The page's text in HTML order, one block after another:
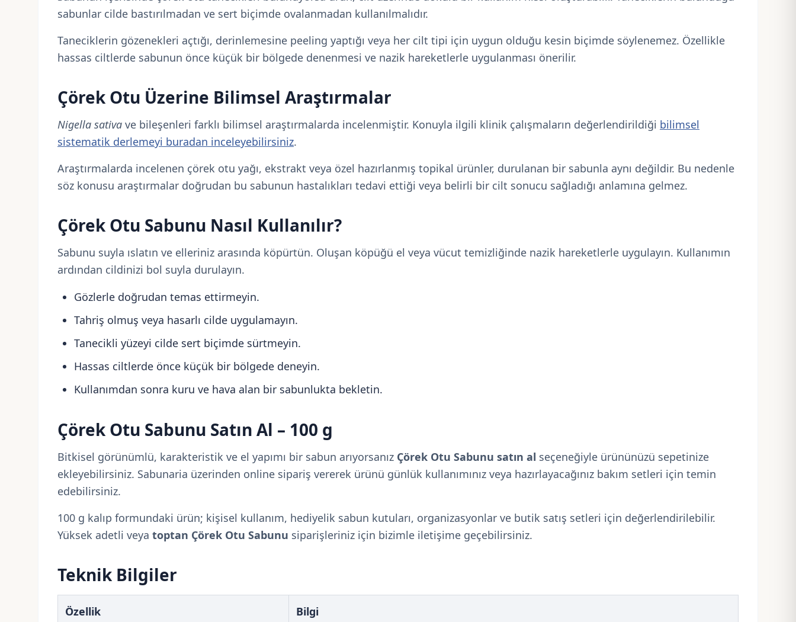
sabunlar cilde bastırılmadan ve sert biçimde ovalanmadan kullanılmalıdır.
Taneciklerin gözenekleri açtığı, derinlemesine peeling yaptığı veya her cilt tipi için uygun olduğu kesin biçimde söylenemez. Özellikle
hassas ciltlerde sabunun önce küçük bir bölgede denenmesi ve nazik hareketlerle uygulanması önerilir.
Çörek Otu Üzerine Bilimsel Araştırmalar
Nigella sativa ve bileşenleri farklı bilimsel araştırmalarda incelenmiştir. Konuyla ilgili klinik çalışmaların değerlendirildiği bilimsel
sistematik derlemeyi buradan inceleyebilirsiniz.
Araştırmalarda incelenen çörek otu yağı, ekstrakt veya özel hazırlanmış topikal ürünler, durulanan bir sabunla aynı değildir. Bu nedenle
söz konusu araştırmalar doğrudan bu sabunun hastalıkları tedavi ettiği veya belirli bir cilt sonucu sağladığı anlamına gelmez.
Çörek Otu Sabunu Nasıl Kullanılır?
Sabunu suyla ıslatın ve elleriniz arasında köpürtün. Oluşan köpüğü el veya vücut temizliğinde nazik hareketlerle uygulayın. Kullanımın
ardından cildinizi bol suyla durulayın.
Gözlerle doğrudan temas ettirmeyin.
Tahriş olmuş veya hasarlı cilde uygulamayın.
Tanecikli yüzeyi cilde sert biçimde sürtmeyin.
Hassas ciltlerde önce küçük bir bölgede deneyin.
Kullanımdan sonra kuru ve hava alan bir sabunlukta bekletin.
Çörek Otu Sabunu Satın Al – 100 g
Bitkisel görünümlü, karakteristik ve el yapımı bir sabun arıyorsanız Çörek Otu Sabunu satın al seçeneğiyle ürününüzü sepetinize
ekleyebilirsiniz. Sabunaria üzerinden online sipariş vererek ürünü günlük kullanımınız veya hazırlayacağınız bakım setleri için temin
edebilirsiniz.
100 g kalıp formundaki ürün; kişisel kullanım, hediyelik sabun kutuları, organizasyonlar ve butik satış setleri için değerlendirilebilir.
Yüksek adetli veya toptan Çörek Otu Sabunu siparişleriniz için bizimle iletişime geçebilirsiniz.
Teknik Bilgiler
Özellik Bilgi